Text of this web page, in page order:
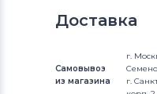
Доставка
Самовывоз
из магазина
г.
г.